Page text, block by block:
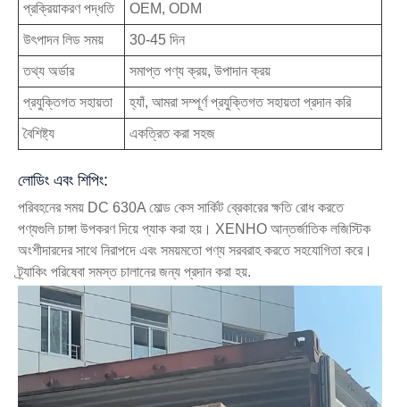
প্রক্রিয়াকরণ পদ্ধতি OEM, ODM
উৎপাদন লিড সময় 30-45 দিন
তথ্য অর্ডার সমাপ্ত পণ্য ক্রয়, উপাদান ক্রয়
প্রযুক্তিগত সহায়তা হ্যাঁ, আমরা সম্পূর্ণ প্রযুক্তিগত সহায়তা প্রদান করি
বৈশিষ্ট্য একত্রিত করা সহজ
লোডিং এবং শিপিং:
পরিবহনের সময় DC 630A মোল্ড কেস সার্কিট ব্রেকারের ক্ষতি রোধ করতে
পণ্যগুলি চাঙ্গা উপকরণ দিয়ে প্যাক করা হয়। XENHO আন্তর্জাতিক লজিস্টিক
অংশীদারদের সাথে নিরাপদে এবং সময়মতো পণ্য সরবরাহ করতে সহযোগিতা করে।
ট্র্যাকিং পরিষেবা সমস্ত চালানের জন্য প্রদান করা হয়.